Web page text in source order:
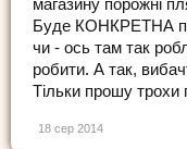
магазину порожні
Буде КОНКРЕТНА
чи - ось там так
робити. А так,
Тільки прошу трохи
18 сер 2014